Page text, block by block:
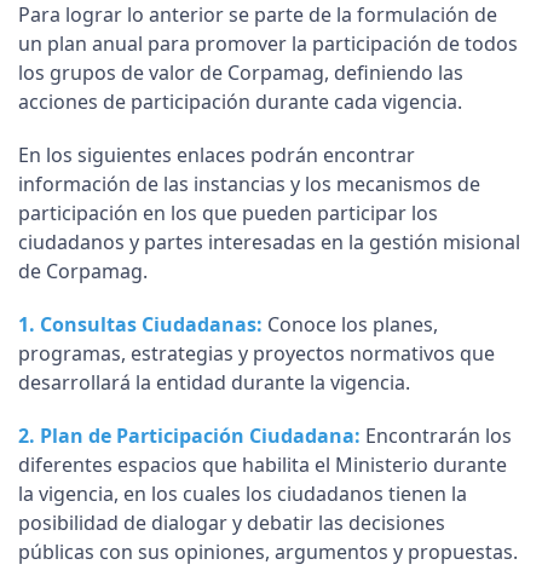
Para lograr lo anterior se parte de la formulación de
un plan anual para promover la participación de todos
los grupos de valor de Corpamag, definiendo las
acciones de participación durante cada vigencia.
En los siguientes enlaces podrán encontrar
información de las instancias y los mecanismos de
participación en los que pueden participar los
ciudadanos y partes interesadas en la gestión misional
de Corpamag.
1. Consultas Ciudadanas: Conoce los planes,
programas, estrategias y proyectos normativos que
desarrollará la entidad durante la vigencia.
2. Plan de Participación Ciudadana: Encontrarán los
diferentes espacios que habilita el Ministerio durante
la vigencia, en los cuales los ciudadanos tienen la
posibilidad de dialogar y debatir las decisiones
públicas con sus opiniones, argumentos y propuestas.